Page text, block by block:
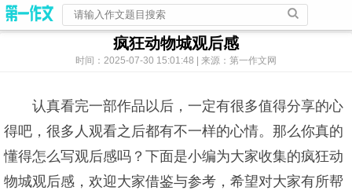
疯狂动物城观后感
时间：2025-07-30 15:01:48 | 来源：第一作文网
认真看完一部作品以后，一定有很多值得分享的心
得吧，很多人观看之后都有不一样的心情。那么你真的
懂得怎么写观后感吗？下面是小编为大家收集的疯狂动
物城观后感，欢迎大家借鉴与参考，希望对大家有所帮